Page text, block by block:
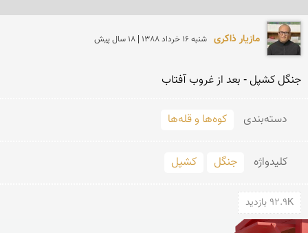
مازیار ذاکری شنبه 16 خرداد 1388 | 18 سال پیش
جنگل کشپل - بعد از غروب آفتاب
دسته‌بندی کوه‌ها و قله‌ها
کلید‌واژه جنگل کشپل
92.9K بازدید